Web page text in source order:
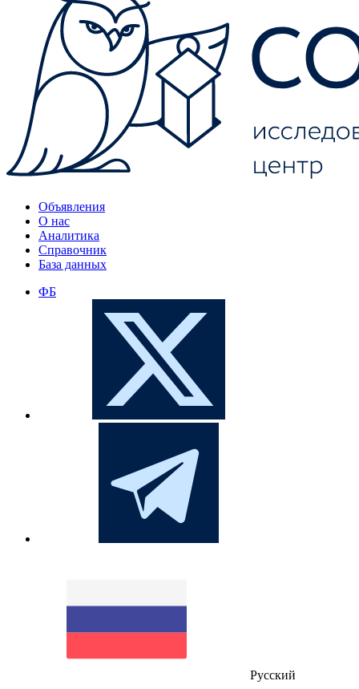
Объявления
О нас
Аналитика
Справочник
База данных
ФБ
Русский